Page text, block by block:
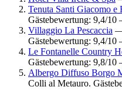
Tenuta Santi Giacomo e
Gästebewertung: 9,4/
Villaggio La Pescaccia —
Gästebewertung: 9,4/
Le Fontanelle Country
Gästebewertung: 9,8/
Albergo Diffuso Borgo
Colli al Metauro.